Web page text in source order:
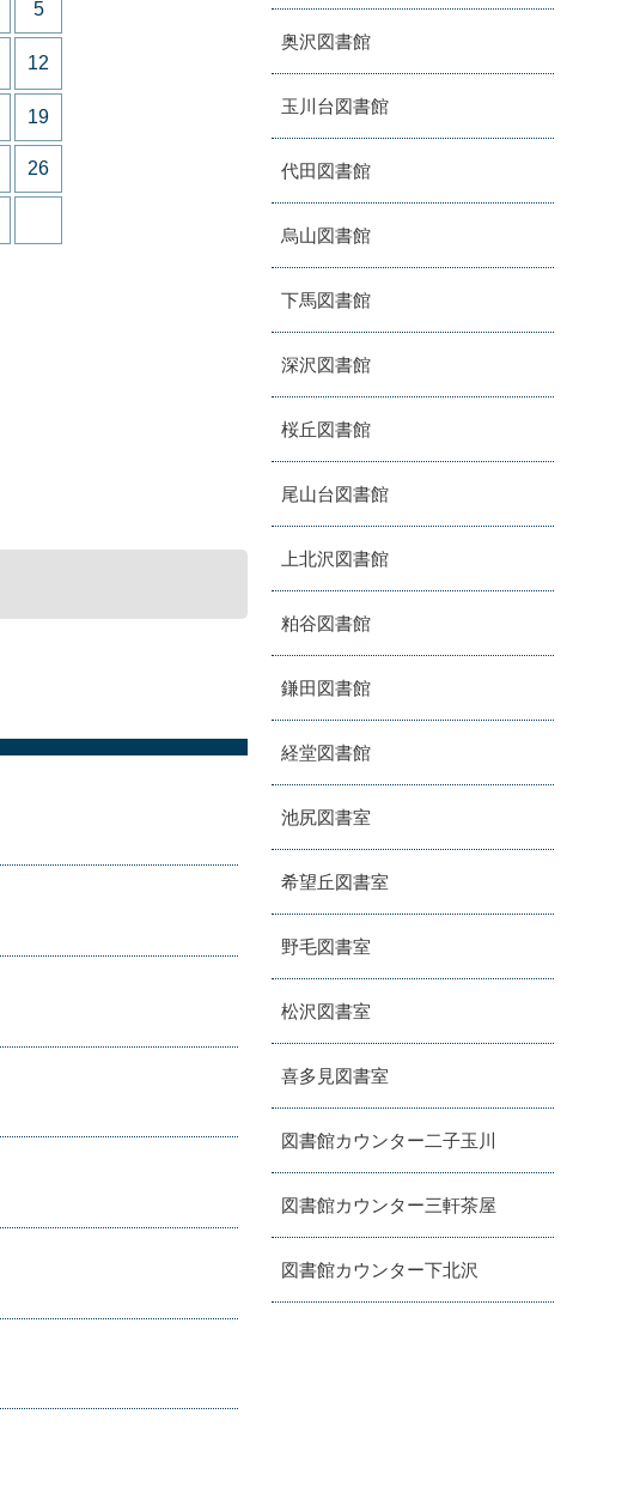
5
12
19
26
奥沢図書館
玉川台図書館
代田図書館
烏山図書館
下馬図書館
深沢図書館
桜丘図書館
尾山台図書館
上北沢図書館
粕谷図書館
鎌田図書館
経堂図書館
池尻図書室
希望丘図書室
野毛図書室
松沢図書室
喜多見図書室
図書館カウンター二子玉川
図書館カウンター三軒茶屋
図書館カウンター下北沢